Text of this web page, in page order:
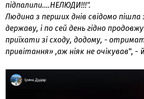
підпалили....НЕЛЮДИ!!!".
Людина з перших днів свідомо
державу, і по сей день гідно
приїхати зі сходу, додому, -
привітання» ,аж ніяк не очікував", -